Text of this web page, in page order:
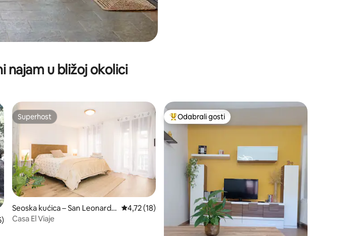
najam u bližoj okolici
4,94/5, recenzija: 85
Superhost
Superhost
Seoska kućica – San Leonardo
de Yagüe
Prosječna ocjena: 4,72/5, recenzija: 18
4,72 (18)
Casa El Viaje
Među najviše rangiranima s oznakom „Odabrali gosti”
Odabrali gosti